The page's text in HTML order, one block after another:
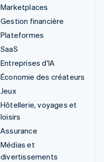
Marketplaces
Gestion financière
Plateformes
SaaS
Entreprises d'IA
Économie des créateurs
Jeux
Hôtellerie, voyages et
loisirs
Assurance
Médias et
divertissements